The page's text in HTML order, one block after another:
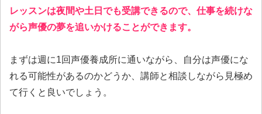
レッスンは夜間や土日でも受講できるので、仕事を続けな
がら声優の夢を追いかけることができます。
まずは週に1回声優養成所に通いながら、自分は声優にな
れる可能性があるのかどうか、講師と相談しながら見極め
て行くと良いでしょう。